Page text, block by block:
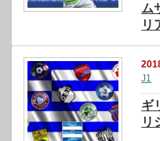
ム
リ
J1
ギ
リ